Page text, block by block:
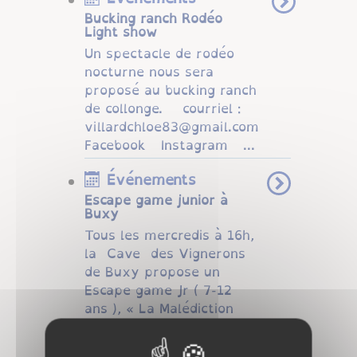
Bucking ranch Rodéo
Light show
Un spectacle de rodéo
nocturne nous sera
proposé au bucking ranch
de collonge. courriel :
villardchloe83@gmail.com
Facebook Instagram ...
Événements
Escape game junior à
Buxy
Tous les mercredis à 16h,
la Cave des Vignerons
de Buxy propose un
Escape game Jr ( 7-12
ans ), « La Malédiction
programme du mystère,